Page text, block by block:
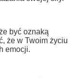
być oznaką
że w Twoim życiu
emocji.